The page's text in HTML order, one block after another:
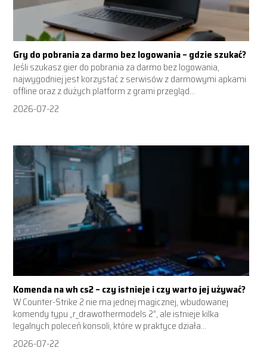
Gry do pobrania za darmo bez logowania – gdzie szukać?
Jeśli szukasz gier do pobrania za darmo bez logowania,
najwygodniej jest korzystać z serwisów z darmowymi apkami
offline oraz z dużych platform z grami przegląd...
2026-07-22
Komenda na wh cs2 – czy istnieje i czy warto jej używać?
W Counter-Strike 2 nie ma jednej magicznej, wbudowanej
komendy typu „r_drawothermodels 2”, ale istnieje kilka
legalnych poleceń konsoli, które w praktyce działa...
2026-07-22